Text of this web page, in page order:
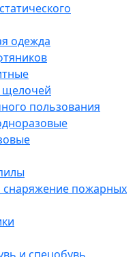
одежда
щелочей
пользования
пожарных